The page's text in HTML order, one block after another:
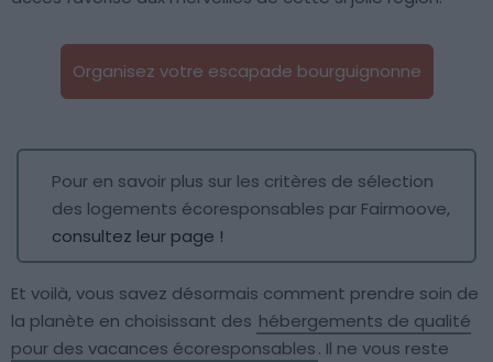
Organisez votre escapade bourguignonne
Pour en savoir plus sur les critères de sélection
des logements écoresponsables par Fairmoove,
consultez leur page !
Et voilà, vous savez désormais comment prendre soin de
la planète en choisissant des hébergements de qualité
pour des vacances écoresponsables. Il ne vous reste